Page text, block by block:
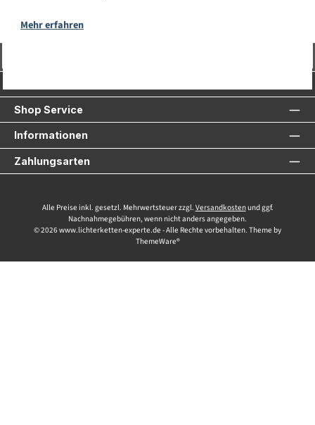
Mehr erfahren
Shop Service
Informationen
Zahlungsarten
Alle Preise inkl. gesetzl. Mehrwertsteuer zzgl. Versandkostenund ggf.
Nachnahmegebühren, wenn nicht anders angegeben.
© 2026 www.lichterketten-experte.de - Alle Rechte vorbehalten. Theme by
ThemeWare®